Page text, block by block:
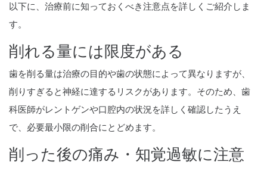
以下に、治療前に知っておくべき注意点を詳しくご紹介しま
す。
削れる量には限度がある
歯を削る量は治療の目的や歯の状態によって異なりますが、
削りすぎると神経に達するリスクがあります。そのため、歯
科医師がレントゲンや口腔内の状況を詳しく確認したうえ
で、必要最小限の削合にとどめます。
削った後の痛み・知覚過敏に注意